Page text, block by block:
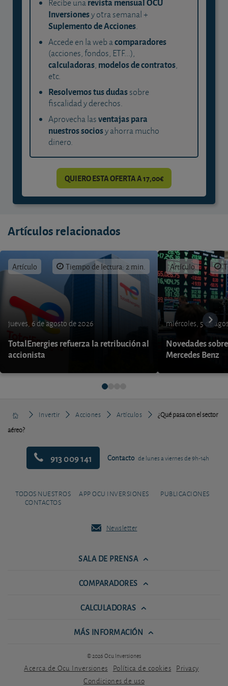
Recibe una
Inversionesy otra semanal +
Suplemento de Acciones.
Accede en la web acomparadores
(acciones, fondos, ETF...),
calculadoras, modelos de contratos,
etc.
Resolvemos tus dudassobre
fiscalidad y derechos.
Aprovecha lasventajas para
nuestros sociosy ahorra mucho
dinero.
QUIERO ESTA OFERTA A 17,00€
Artículos relacionados
Artículo Tiempo de lectura: 2 min.
jueves, 6 de agosto de 2026
TotalEnergies refuerza la retribución al
accionista
Artículo
miércoles, 5 de
Novedades
Mercedes Benz
Invertir Acciones Artículos
¿Qué pasa con el sector
aéreo?
913 009 141 Contacto de lunes a viernes de 9h-14h
TODOS NUESTROS
CONTACTOS
APP OCU INVERSIONES PUBLICACIONES
Newsletter
SALA DE PRENSA
COMPARADORES
CALCULADORAS
MÁS INFORMACIÓN
© 2026 Ocu Inversiones
Acerca de Ocu Inversiones Política de cookies Privacy
Condiciones de uso